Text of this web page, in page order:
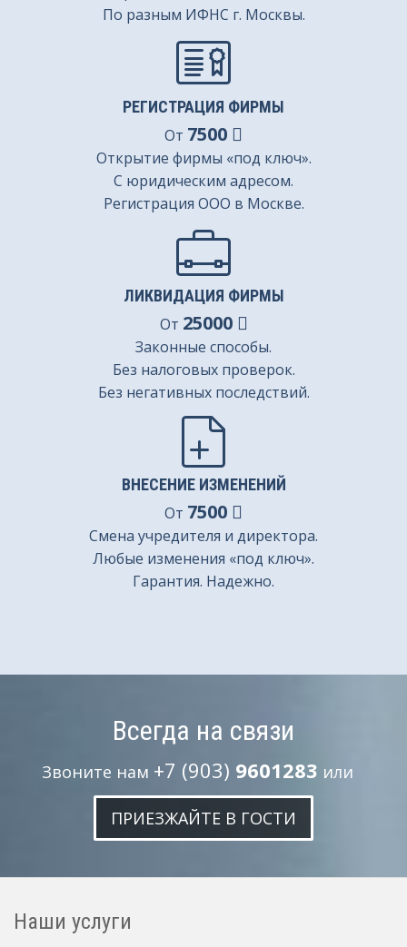
По разным ИФНС г. Москвы.
РЕГИСТРАЦИЯ ФИРМЫ
От 7500
Открытие фирмы «под ключ».
С юридическим адресом.
Регистрация ООО в Москве.
ЛИКВИДАЦИЯ ФИРМЫ
От 25000
Законные способы.
Без налоговых проверок.
Без негативных последствий.
ВНЕСЕНИЕ ИЗМЕНЕНИЙ
От 7500
Смена учредителя и директора.
Любые изменения «под ключ».
Гарантия. Надежно.
Всегда на связи
Звоните нам +7 (903) 9601283 или
ПРИЕЗЖАЙТЕ В ГОСТИ
Наши услуги